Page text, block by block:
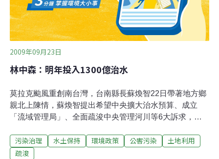
2009年09月23日
林中森：明年投入1300億治水
莫拉克颱風重創南台灣，台南縣長蘇煥智22日帶著地方鄉
親北上陳情，蘇煥智提出希望中央擴大治水預算、成立
「流域管理局」、全面疏浚中央管理河川等6大訴求，期
已經決定增加今年度的治水預算，本週四的院會就會通過
移緩濟急的新台幣500億元，搭配明年度的800億元，將投
污染治理 水土保持 環境政策 公害污染
土地利用
疏浚